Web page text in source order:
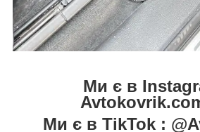
Ми є в
Ми є в TikTok :